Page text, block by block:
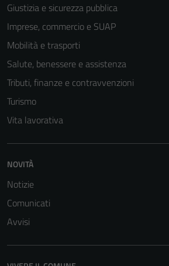
Giustizia e sicurezza pubblica
Imprese, commercio e SUAP
Mobilità e trasporti
Salute, benessere e assistenza
Tributi, finanze e contravvenzioni
Turismo
Vita lavorativa
NOVITÀ
Notizie
Comunicati
Avvisi